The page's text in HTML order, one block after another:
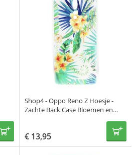
Shop4 - Oppo Reno Z Hoesje -
Zachte Back Case Bloemen en
€ 13,95